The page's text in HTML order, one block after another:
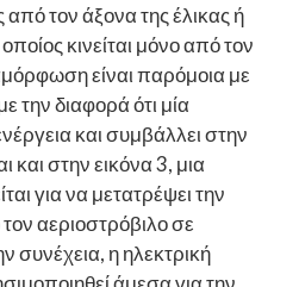
τον άξονα της έλικας ή
κινείται μόνο από τον
είναι παρόμοια με
την διαφορά ότι μία
και συμβάλλει στην
στην εικόνα 3, μια
για να μετατρέψει την
αεριοστρόβιλο σε
συνέχεια, η ηλεκτρική